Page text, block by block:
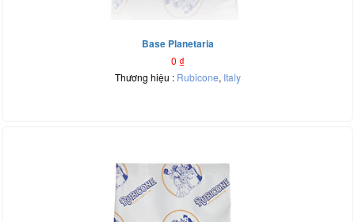
Base Planetaria
0 ₫
Thương hiệu : Rubicone, Italy